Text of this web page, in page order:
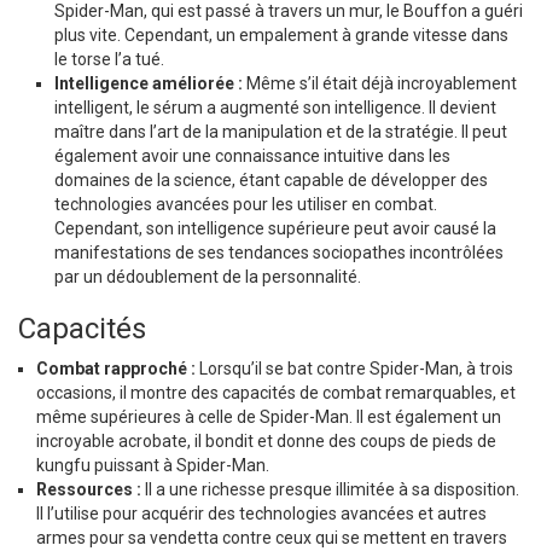
Spider-Man, qui est passé à travers un mur, le Bouffon a guéri
plus vite. Cependant, un empalement à grande vitesse dans
le torse l’a tué.
Intelligence améliorée : Même s’il était déjà incroyablement
intelligent, le sérum a augmenté son intelligence. Il devient
maître dans l’art de la manipulation et de la stratégie. Il peut
également avoir une connaissance intuitive dans les
domaines de la science, étant capable de développer des
technologies avancées pour les utiliser en combat.
Cependant, son intelligence supérieure peut avoir causé la
manifestations de ses tendances sociopathes incontrôlées
par un dédoublement de la personnalité.
Capacités
Combat rapproché : Lorsqu’il se bat contre Spider-Man, à trois
occasions, il montre des capacités de combat remarquables, et
même supérieures à celle de Spider-Man. Il est également un
incroyable acrobate, il bondit et donne des coups de pieds de
kungfu puissant à Spider-Man.
Ressources : Il a une richesse presque illimitée à sa disposition.
Il l’utilise pour acquérir des technologies avancées et autres
armes pour sa vendetta contre ceux qui se mettent en travers